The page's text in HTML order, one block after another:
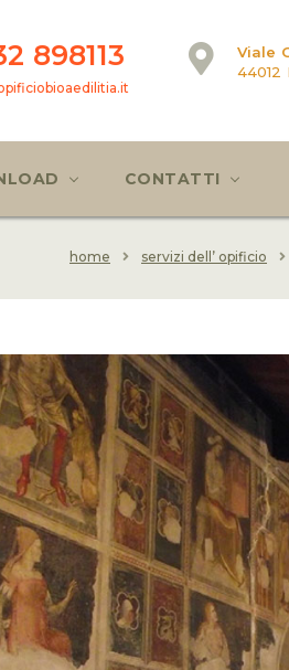
898113
Viale
44012
CONTATTI
home servizi dell’ opificio